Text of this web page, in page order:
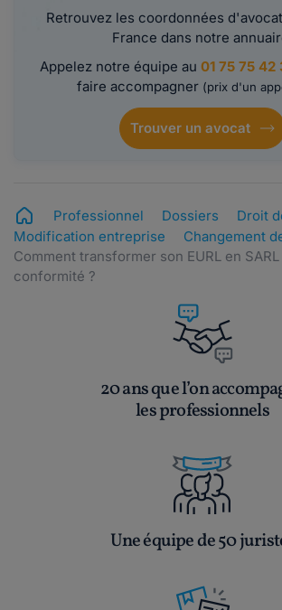
Retrouvez les coordonnées
France dans notre
Appelez notre équipe au 01 75 75 42
faire accompagner (prix d'un
Trouver un avocat
Professionnel Dossiers
Droit
Modification entreprise
Changement
Comment transformer son EURL en
conformité ?
20 ans que l’on
les professionnels
Une équipe de 50